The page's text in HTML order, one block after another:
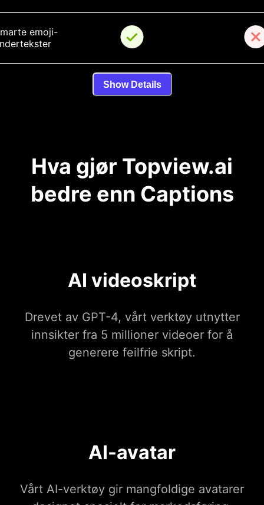
emoji-
Show Details
Hva gjør Topview.ai
bedre enn Captions
AI videoskript
Drevet av GPT-4, vårt verktøy utnytter
innsikter fra 5 millioner videoer for å
generere feilfrie skript.
AI-avatar
Vårt AI-verktøy gir mangfoldige avatarer